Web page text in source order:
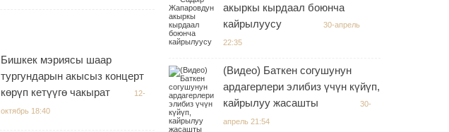
Бишкек мэриясы шаар
тургундарын акысыз концерт
көрүп кетүүгө чакырат
12-
октябрь 18:40
акыркы кырдаал боюнча
кайрылуусу
30-апрель
22:35
(Видео) Баткен согушунун
ардагерлери элибиз үчүн күйүп,
кайрылуу жасашты
30-
апрель 21:54